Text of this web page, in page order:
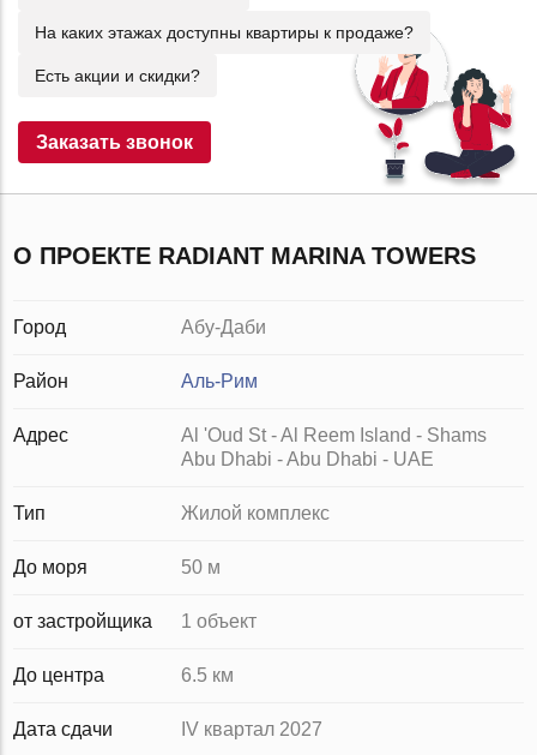
На каких этажах доступны квартиры к продаже?
Есть акции и скидки?
Заказать звонок
О ПРОЕКТЕ RADIANT MARINA TOWERS
Город Абу-Даби
Район Аль-Рим
Адрес
Al 'Oud St - Al Reem Island - Shams
Abu Dhabi - Abu Dhabi - UAE
Тип Жилой комплекс
До моря 50 м
от застройщика 1 объект
До центра 6.5 км
Дата сдачи IV квартал 2027